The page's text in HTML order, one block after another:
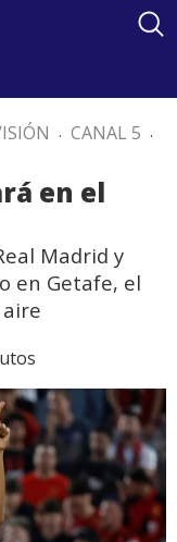
. CANAL 5 .
en el
Madrid y
en Getafe, el